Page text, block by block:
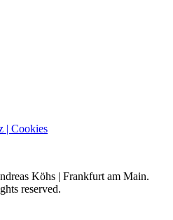
| Cookies
Köhs | Frankfurt am Main.
reserved.